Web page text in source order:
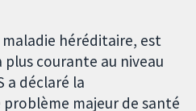
héréditaire, est
courante au niveau
a déclaré la
majeur de santé